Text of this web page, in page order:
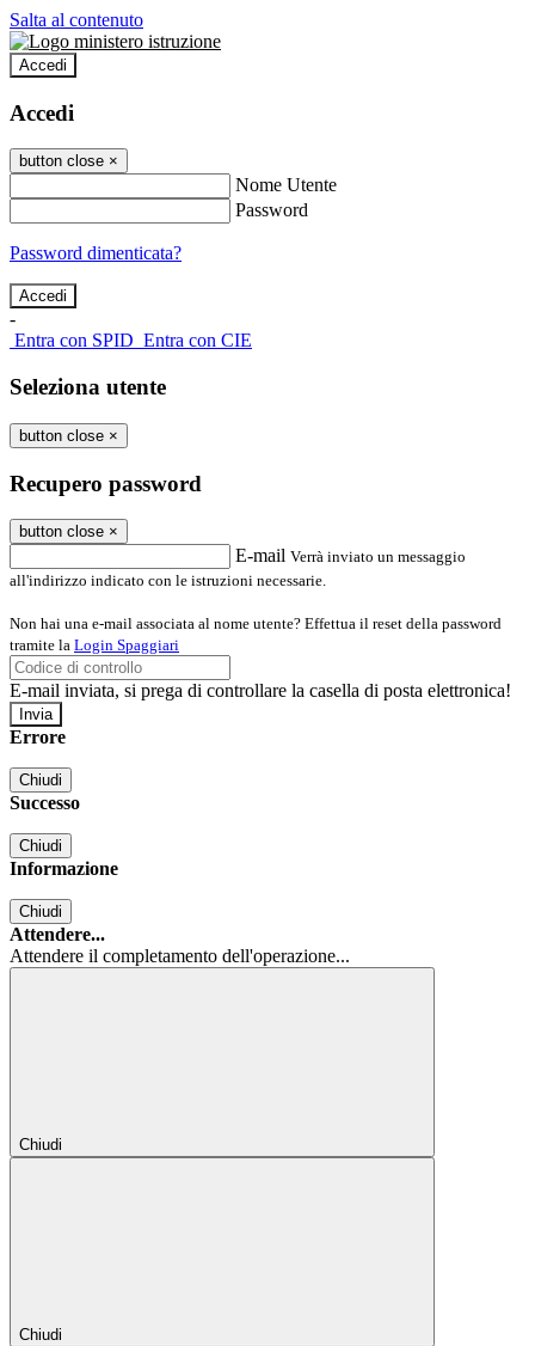
Salta al contenuto
Accedi
Accedi
button close ×
Nome Utente
Password
Password dimenticata?
-
Entra con SPID Entra con CIE
Seleziona utente
button close ×
Recupero password
button close ×
E-mail Verrà inviato un messaggio
all'indirizzo indicato con le istruzioni necessarie.
Non hai una e-mail associata al nome utente? Effettua il reset della password
tramite la Login Spaggiari
E-mail inviata, si prega di controllare la casella di posta elettronica!
Errore
Chiudi
Successo
Chiudi
Informazione
Chiudi
Attendere...
Attendere il completamento dell'operazione...
Chiudi
Chiudi